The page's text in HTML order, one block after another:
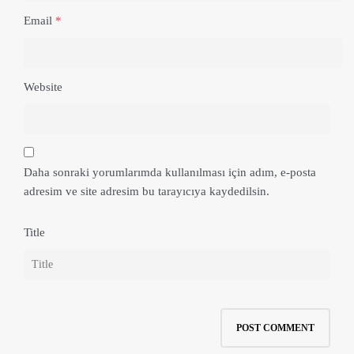
Email *
Website
Daha sonraki yorumlarımda kullanılması için adım, e-posta
adresim ve site adresim bu tarayıcıya kaydedilsin.
Title